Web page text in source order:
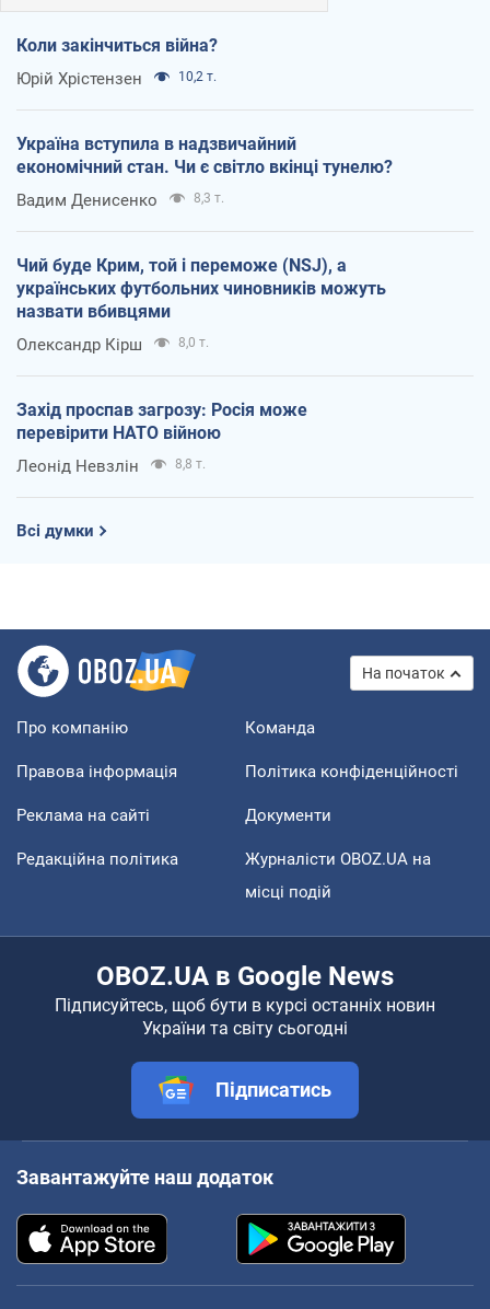
Коли закінчиться війна?
Юрій Хрістензен 10,2 т.
Україна вступила в надзвичайний
економічний стан. Чи є світло вкінці тунелю?
Вадим Денисенко 8,3 т.
Чий буде Крим, той і переможе (NSJ), а
українських футбольних чиновників можуть
назвати вбивцями
Олександр Кірш 8,0 т.
Захід проспав загрозу: Росія може
перевірити НАТО війною
Леонід Невзлін 8,8 т.
Всі думки
На початок
Про компанію Команда
Правова інформація Політика конфіденційності
Реклама на сайті Документи
Редакційна політика
Журналісти OBOZ.UA на
місці подій
OBOZ.UA в Google News
Підписуйтесь, щоб бути в курсі останніх новин
України та світу сьогодні
Підписатись
Завантажуйте наш додаток